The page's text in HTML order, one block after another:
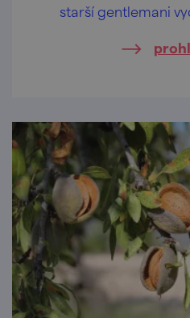
starší gentlemani
každodenní rutinou